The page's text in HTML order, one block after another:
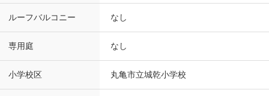
ルーフバルコニー なし
専用庭 なし
小学校区 丸亀市立城乾小学校